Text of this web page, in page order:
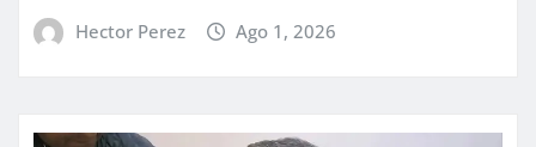
Hector Perez Ago 1, 2026